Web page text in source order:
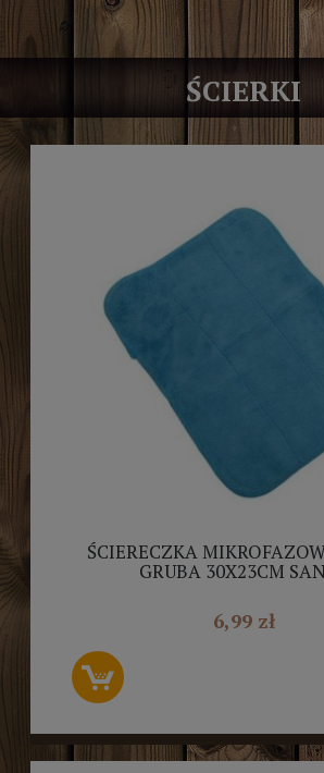
ŚCIERKI
ŚCIERECZKA
GRUBA 30X23CM
6,99 zł